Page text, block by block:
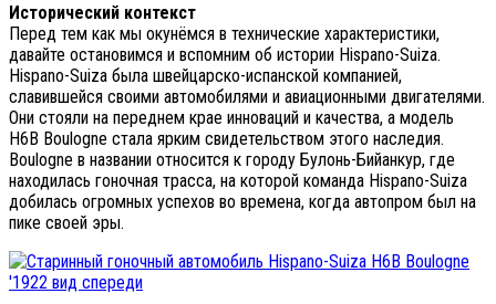
Исторический контекст
Перед тем как мы окунёмся в технические характеристики,
давайте остановимся и вспомним об истории Hispano-Suiza.
Hispano-Suiza была швейцарско-испанской компанией,
славившейся своими автомобилями и авиационными двигателями.
Они стояли на переднем крае инноваций и качества, а модель
H6B Boulogne стала ярким свидетельством этого наследия.
Boulogne в названии относится к городу Булонь-Бийанкур, где
находилась гоночная трасса, на которой команда Hispano-Suiza
добилась огромных успехов во времена, когда автопром был на
пике своей эры.